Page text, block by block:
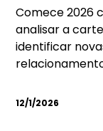
Comece 2026
analisar a
identificar
12/1/2026